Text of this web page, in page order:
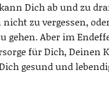
Dich ab und zu
zu vergessen,
gehen. Aber im
für Dich, Deinen
gesund und